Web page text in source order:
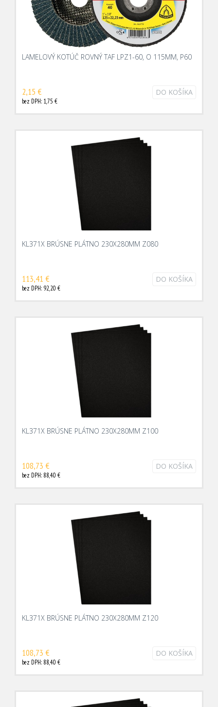
LAMELOVÝ KOTÚČ ROVNÝ TAF LPZ1-60, O 115MM, P60
2,15 €
bez DPH: 1,75 €
DO KOŠÍKA
KL371X BRÚSNE PLÁTNO 230X280MM Z080
113,41 €
bez DPH: 92,20 €
DO KOŠÍKA
KL371X BRÚSNE PLÁTNO 230X280MM Z100
108,73 €
bez DPH: 88,40 €
DO KOŠÍKA
KL371X BRÚSNE PLÁTNO 230X280MM Z120
108,73 €
bez DPH: 88,40 €
DO KOŠÍKA